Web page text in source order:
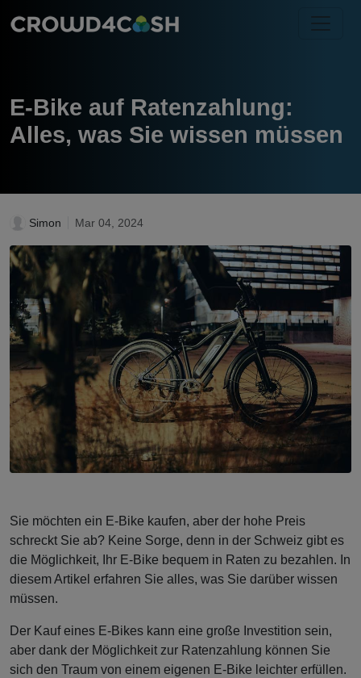
E-Bike auf Ratenzahlung:
Alles, was Sie wissen müssen
Simon Mar 04, 2024
Sie möchten ein E-Bike kaufen, aber der hohe Preis
schreckt Sie ab? Keine Sorge, denn in der Schweiz gibt es
die Möglichkeit, Ihr E-Bike bequem in Raten zu bezahlen. In
diesem Artikel erfahren Sie alles, was Sie darüber wissen
müssen.
Der Kauf eines E-Bikes kann eine große Investition sein,
aber dank der Möglichkeit zur Ratenzahlung können Sie
sich den Traum von einem eigenen E-Bike leichter erfüllen.